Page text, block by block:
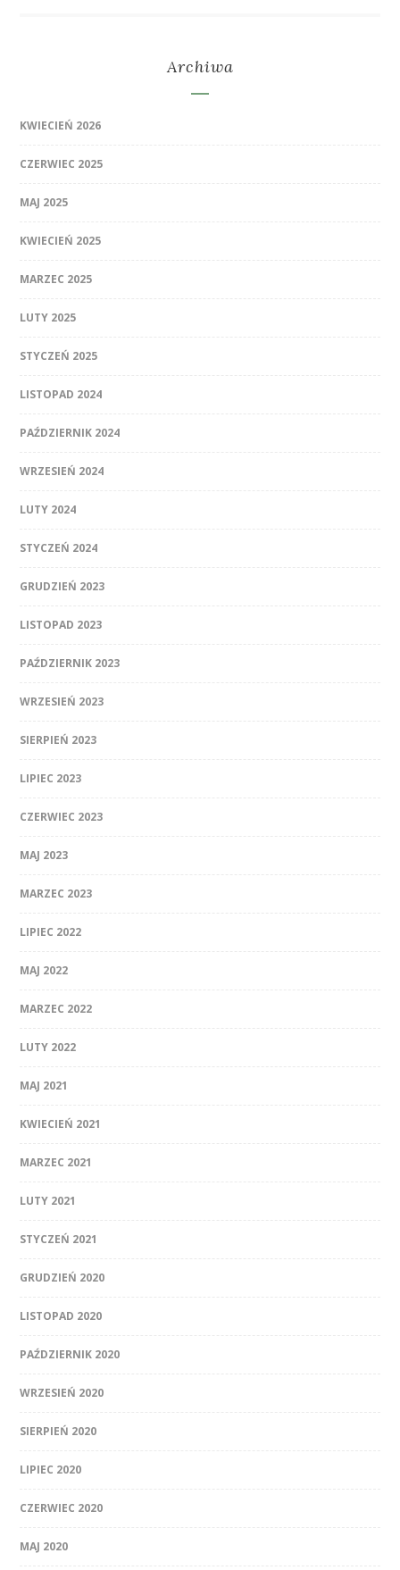
Archiwa
KWIECIEŃ 2026
CZERWIEC 2025
MAJ 2025
KWIECIEŃ 2025
MARZEC 2025
LUTY 2025
STYCZEŃ 2025
LISTOPAD 2024
PAŹDZIERNIK 2024
WRZESIEŃ 2024
LUTY 2024
STYCZEŃ 2024
GRUDZIEŃ 2023
LISTOPAD 2023
PAŹDZIERNIK 2023
WRZESIEŃ 2023
SIERPIEŃ 2023
LIPIEC 2023
CZERWIEC 2023
MAJ 2023
MARZEC 2023
LIPIEC 2022
MAJ 2022
MARZEC 2022
LUTY 2022
MAJ 2021
KWIECIEŃ 2021
MARZEC 2021
LUTY 2021
STYCZEŃ 2021
GRUDZIEŃ 2020
LISTOPAD 2020
PAŹDZIERNIK 2020
WRZESIEŃ 2020
SIERPIEŃ 2020
LIPIEC 2020
CZERWIEC 2020
MAJ 2020